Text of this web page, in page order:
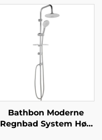
dusjarmatur
veggmontert komplett
sett matte svart
kransett dusjsett til
badeværelse
Bathbon Moderne
Regnbad System Høy